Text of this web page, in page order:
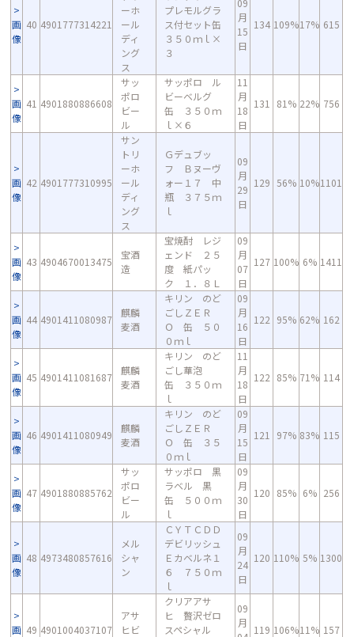
画
像
40 4901777314221
ーホ
ール
ディ
ング
ス
プレモルグラ
ス付セット缶
３５０ｍｌ×
３
09
月
15
日
134 109%17% 615
画
像
41 4901880886608
サッ
ポロ
ビー
ル
サッポロ ル
ビーベルグ
缶 ３５０ｍ
ｌ×６
11
月
18
日
131 81% 22% 756
画
像
42 4901777310995
サン
トリ
ーホ
ール
ディ
ング
ス
Ｇデュブッ
フ Ｂヌーヴ
ォー１７ 中
瓶 ３７５ｍ
ｌ
09
月
29
日
129 56% 10%1101
画
像
43 4904670013475
宝酒
造
宝焼酎 レジ
ェンド ２５
度 紙パッ
ク １．８Ｌ
09
月
07
日
127 100% 6% 1411
画
像
44 4901411080987
麒麟
麦酒
キリン のど
ごしＺＥＲ
Ｏ 缶 ５０
０ｍｌ
09
月
16
日
122 95% 62% 162
画
像
45 4901411081687
麒麟
麦酒
キリン のど
ごし華泡
缶 ３５０ｍ
ｌ
11
月
18
日
122 85% 71% 114
画
像
46 4901411080949
麒麟
麦酒
キリン のど
ごしＺＥＲ
Ｏ 缶 ３５
０ｍｌ
09
月
15
日
121 97% 83% 115
画
像
47 4901880885762
サッ
ポロ
ビー
ル
サッポロ 黒
ラベル 黒
缶 ５００ｍ
ｌ
09
月
30
日
120 85% 6% 256
画
像
48 4973480857616
メル
シャ
ン
ＣＹＴＣＤＤ
デビリッシュ
Ｅカベルネ１
６ ７５０ｍ
ｌ
09
月
24
日
120 110% 5% 1300
画 49 4901004037107
アサ
ヒビ
クリアアサ
ヒ 贅沢ゼロ
スペシャル
09
月
119 106%11% 157